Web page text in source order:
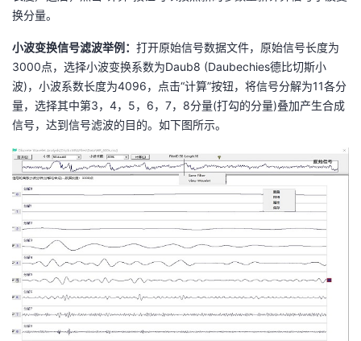
换分量。
小波变换信号滤波举例： 打开原始信号数据文件，原始信号长度为
3000点，选择小波变换系数为Daub8 (Daubechies德比切斯小
波)，小波系数长度为4096，点击“计算”按钮，将信号分解为11各分
量，选择其中第3，4，5，6，7，8分量(打勾的分量)叠加产生合成
信号，达到信号滤波的目的。如下图所示。